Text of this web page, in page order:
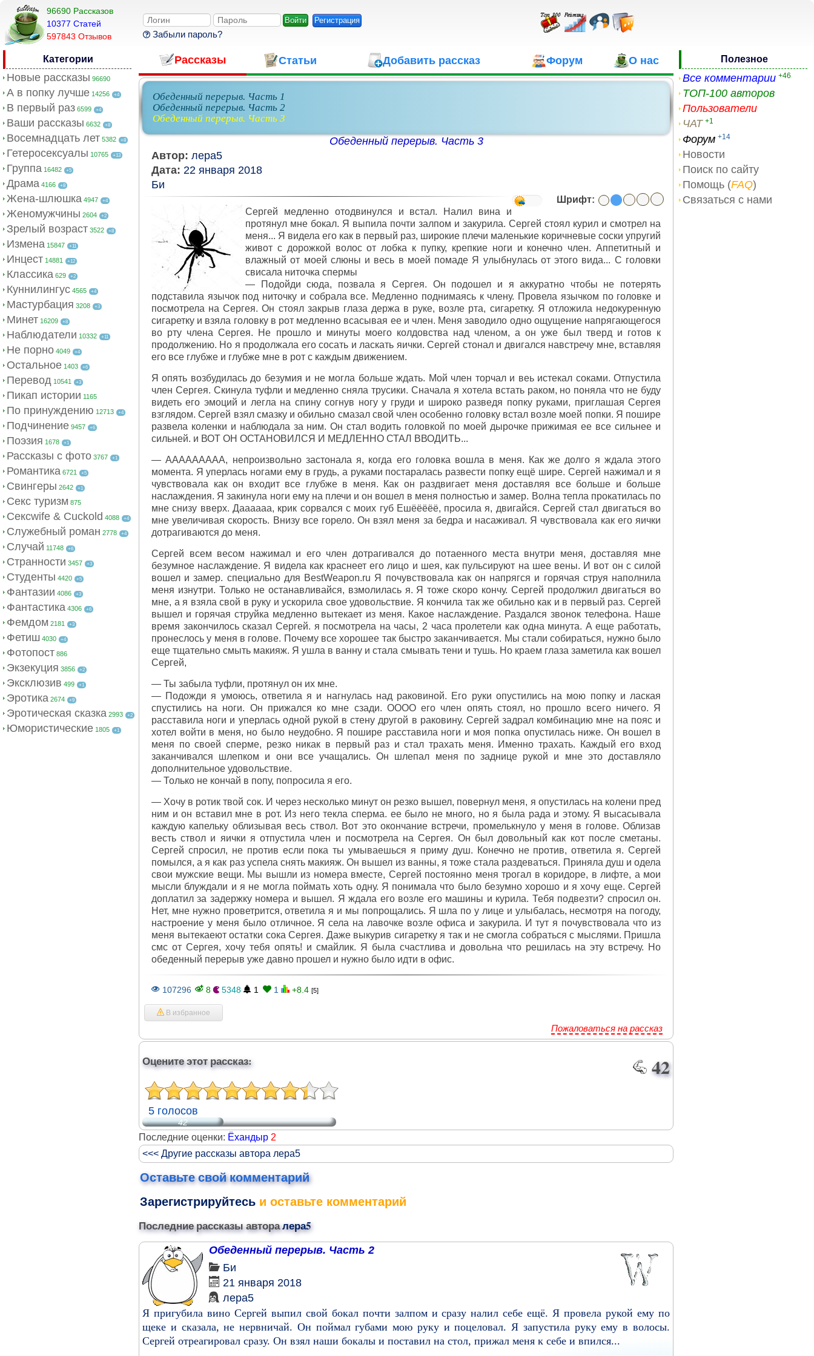
96690 Рассказов
10377 Cтатей
597843 Отзывов
Регистрация
Забыли пароль?
Категории
Новые рассказы 96690
А в попку лучше 14256 +4
В первый раз 6599 +4
Ваши рассказы 6632 +8
Восемнадцать лет 5382 +8
Гетеросексуалы 10765 +13
Группа 16482 +5
Драма 4166 +8
Жена-шлюшка 4947 +4
Женомужчины 2604 +2
Зрелый возраст 3522 +8
Измена 15847 +11
Инцест 14881 +12
Классика 629 +2
Куннилингус 4565 +4
Мастурбация 3208 +3
Минет 16209 +8
Наблюдатели 10332 +11
Не порно 4049 +4
Остальное 1403 +6
Перевод 10541 +3
Пикап истории 1165
По принуждению 12713 +4
Подчинение 9457 +6
Поэзия 1678 +1
Рассказы с фото 3767 +1
Романтика 6721 +5
Свингеры 2642 +1
Секс туризм 875
Сексwife & Cuckold 4088 +4
Служебный роман 2778 +4
Случай 11748 +6
Странности 3457 +3
Студенты 4420 +5
Фантазии 4086 +3
Фантастика 4306 +6
Фемдом 2181 +3
Фетиш 4030 +4
Фотопост 886
Экзекуция 3856 +2
Эксклюзив 499 +1
Эротика 2674 +9
Эротическая сказка 2993 +2
Юмористические 1805 +1
Рассказы Статьи Добавить рассказ Форум О нас
Обеденный перерыв. Часть 1
Обеденный перерыв. Часть 2
Обеденный перерыв. Часть 3
Обеденный перерыв. Часть 3
Автор: лера5
Дата: 22 января 2018
Би
Шрифт:
Сергей медленно отодвинулся и встал. Налил вина и
протянул мне бокал. Я выпила почти залпом и закурила. Сергей стоял курил и смотрел на
меня... Я видела его как в первый раз, широкие плечи маленькие коричневые соски упругий
живот с дорожкой волос от лобка к пупку, крепкие ноги и конечно член. Аппетитный и
влажный от моей слюны и весь в моей помаде Я улыбнулась от этого вида... С головки
свисала ниточка спермы
— Подойди сюда, позвала я Сергея. Он подошел и я аккуратно чтобы не потерять
подставила язычок под ниточку и собрала все. Медленно поднимаясь к члену. Провела язычком по головке и
посмотрела на Сергея. Он стоял закрыв глаза держа в руке, возле рта, сигаретку. Я отложила недокуренную
сигаретку и взяла головку в рот медленно всасывая ее и член. Меня заводило одно ощущение напрягающегося
во рту члена Сергея. Не прошло и минуты моего колдовства над членом, а он уже был тверд и готов к
продолжению. Но я продолжала его сосать и ласкать яички. Сергей стонал и двигался навстречу мне, вставляя
его все глубже и глубже мне в рот с каждым движением.
Я опять возбудилась до безумия и не могла больше ждать. Мой член торчал и веь истекал соками. Отпустила
член Сергея. Скинула туфли и медленно сняла трусики. Сначала я хотела встать раком, но поняла что не буду
видеть его эмоций и легла на спину согнув ногу у груди и широко разведя попку руками, приглашая Сергея
взглядом. Сергей взял смазку и обильно смазал свой член особенно головку встал возле моей попки. Я пошире
развела коленки и наблюдала за ним. Он стал водить головкой по моей дырочке прижимая ее все сильнее и
сильней. и ВОТ ОН ОСТАНОВИЛСЯ И МЕДЛЕННО СТАЛ ВВОДИТЬ...
— ААААААААА, непроизвольно застонала я, когда его головка вошла в меня. Как же долго я ждала этого
момента. Я уперлась ногами ему в грудь, а руками постаралась развести попку ещё шире. Сергей нажимал и я
чувствовала как он входит все глубже в меня. Как он раздвигает меня доставляя все больше и больше
наслаждения. Я закинула ноги ему на плечи и он вошел в меня полностью и замер. Волна тепла прокатилась по
мне снизу вверх. Даааааа, крик сорвался с моих губ Ешёёёёё, просила я, двигайся. Сергей стал двигаться во
мне увеличивая скорость. Внизу все горело. Он взял меня за бедра и насаживал. Я чувствовала как его яички
дотрагиваются до меня.
Сергей всем весом нажимал и его член дотрагивался до потаенного места внутри меня, доставляя мне
безумное наслаждение. Я видела как краснеет его лицо и шея, как пульсируют на шее вены. И вот он с силой
вошел и замер. специально для BestWeapon.ru Я почувствовала как он напрягся и горячая струя наполнила
меня изнутри. Только не останавливайся, взмолилась я. Я тоже скоро кончу. Сергей продолжил двигаться во
мне, а я взяла свой в руку и ускорила свое удовольствие. Я кончила так же обильно как и в первый раз. Сергей
вышел и горячая струйка медленно вытекает из меня. Какое наслаждение. Раздался звонок телефона. Наше
время закончилось сказал Сергей. я посмотрела на часы, 2 часа пролетели как одна минута. А еще работать,
пронеслось у меня в голове. Почему все хорошее так быстро заканчивается. Мы стали собираться, нужно было
еще тщательно смыть макияж. Я ушла в ванну и стала смывать тени и тушь. Но краем глаза заметила как вошел
Сергей,
— Ты забыла туфли, протянул он их мне.
— Подожди я умоюсь, ответила я и нагнулась над раковиной. Его руки опустились на мою попку и лаская
спустились на ноги. Он прижался ко мне сзади. ОООО его член опять стоял, но прошло всего ничего. Я
расставила ноги и уперлась одной рукой в стену другой в раковину. Сергей задрал комбинацию мне на пояс и
хотел войти в меня, но было неудобно. Я пошире расставила ноги и моя попка опустилась ниже. Он вошел в
меня по своей сперме, резко никак в первый раз и стал трахать меня. Именно трахать. Каждый его вход
заканчивался шлепком и они все учащались. Он шлепал меня по заднице рукой и мне это доставляло
дополнительное удовольствие.
— Только не кончай в попу, попросила я его.
— Хочу в ротик твой сок. И через несколько минут он резко вышел, повернул меня, я опустилась на колени пред
ним и он вставил мне в рот. Из него текла сперма. ее было не много, но я была рада и этому. Я высасывала
каждую капельку облизывая весь ствол. Вот это окончание встречи, промелькнуло у меня в голове. Облизав
весть ствол и яички я отпустила член и посмотрела на Сергея. Он был довольный как кот после сметаны.
Сергей спросил, не против если пока ты умываешься я приму душ. Конечно не против, ответила я. Сергей
помылся, а я как раз успела снять макияж. Он вышел из ванны, я тоже стала раздеваться. Приняла душ и одела
свои мужские вещи. Мы вышли из номера вместе, Сергей постоянно меня трогал в коридоре, в лифте, а мои
мысли блуждали и я не могла поймать хоть одну. Я понимала что было безумно хорошо и я хочу еще. Сергей
доплатил за задержку номера и вышел. Я ждала его возле его машины и курила. Тебя подвезти? спросил он.
Нет, мне нужно проветрится, ответила я и мы попрощались. Я шла по у лице и улыбалась, несмотря на погоду,
настроение у меня было отличное. Я села на лавочке возле офиса и закурила. И тут я почувствовала что из
меня вытекаеют остатки сока Сергея. Даже выкурив сигаретку я так и не смогла собраться с мыслями. Пришла
смс от Сергея, хочу тебя опять! и смайлик. Я была счастлива и довольна что решилась на эту встречу. Но
обеденный перерыв уже давно прошел и нужно было идти в офис.
107296 8 5348 1 1 +8.4 [5]
В избранное
Пожаловаться на рассказ
Оцените этот рассказ: 42
5 голосов
42
Последние оценки: Ёхандыр 2
<<< Другие рассказы автора лера5
Оставьте свой комментарий
Зарегистрируйтесь и оставьте комментарий
Последние рассказы авторалера5
Обеденный перерыв. Часть 2
Би
21 января 2018
лера5
Я пригубила вино Сергей выпил свой бокал почти залпом и сразу налил себе ещё. Я провела рукой ему по
щеке и сказала, не нервничай. Он поймал губами мою руку и поцеловал. Я запустила руку ему в волосы.
Сергей отреагировал сразу. Он взял наши бокалы и поставил на стол, прижал меня к себе и впился...
Полезное
Все комментарии +46
ТОП-100 авторов
Пользователи
ЧАТ +1
Форум +14
Новости
Поиск по сайту
Помощь (FAQ)
Связаться с нами